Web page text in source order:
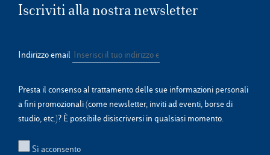
Iscriviti alla nostra newsletter
Indirizzo email
Presta il consenso al trattamento delle sue informazioni personali
a fini promozionali (come newsletter, inviti ad eventi, borse di
studio, etc.)? È possibile disiscriversi in qualsiasi momento.
Sì acconsento